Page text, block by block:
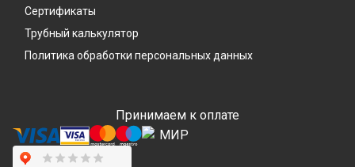
Сертификаты
Трубный калькулятор
Политика обработки персональных данных
Принимаем к оплате